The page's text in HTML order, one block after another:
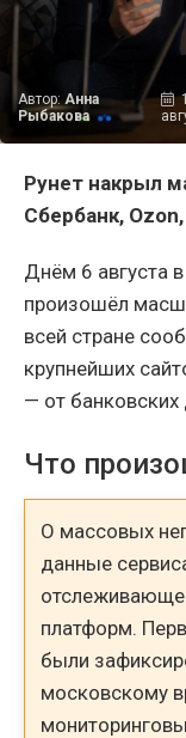
Автор: Анна
Рыбакова
Рунет накрыл
Сбербанк, Ozon,
Днём 6 августа
произошёл
всей стране
крупнейших
— от банковских
Что
О массовых
данные
платформ.
были
московскому